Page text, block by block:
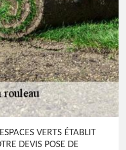
VERTS ÉTABLIT
DEVIS POSE DE